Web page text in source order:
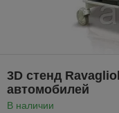
3D стенд
автомобилей
В наличии